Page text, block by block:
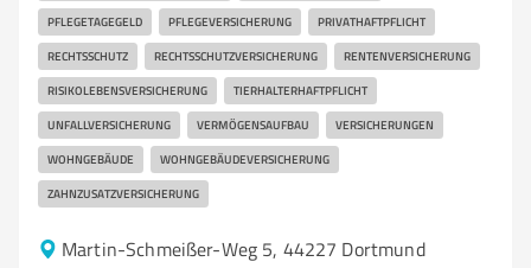
PFLEGETAGEGELD PFLEGEVERSICHERUNG PRIVATHAFTPFLICHT
RECHTSSCHUTZ RECHTSSCHUTZVERSICHERUNG RENTENVERSICHERUNG
RISIKOLEBENSVERSICHERUNG TIERHALTERHAFTPFLICHT
UNFALLVERSICHERUNG VERMÖGENSAUFBAU VERSICHERUNGEN
WOHNGEBÄUDE WOHNGEBÄUDEVERSICHERUNG
ZAHNZUSATZVERSICHERUNG
Martin-Schmeißer-Weg 5, 44227 Dortmund